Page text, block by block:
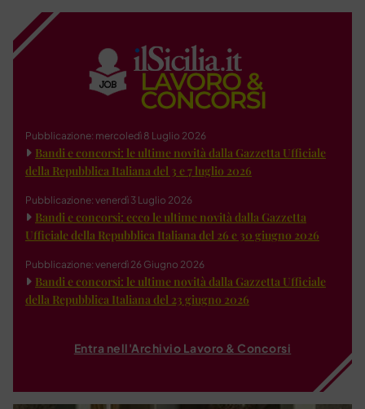
Pubblicazione: mercoledì 8 Luglio 2026
Bandi e concorsi: le ultime novità dalla Gazzetta Ufficiale
della Repubblica Italiana del 3 e 7 luglio 2026
Pubblicazione: venerdì 3 Luglio 2026
Bandi e concorsi: ecco le ultime novità dalla Gazzetta
Ufficiale della Repubblica Italiana del 26 e 30 giugno 2026
Pubblicazione: venerdì 26 Giugno 2026
Bandi e concorsi: le ultime novità dalla Gazzetta Ufficiale
della Repubblica Italiana del 23 giugno 2026
Entra nell'Archivio Lavoro & Concorsi